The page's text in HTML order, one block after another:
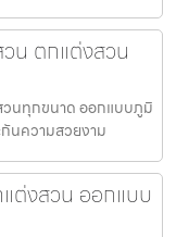
น ตกแต่งสวน
นทุกขนาด ออกแบบภูมิ
นความสวยงาม
ต่งสวน ออกแบบ